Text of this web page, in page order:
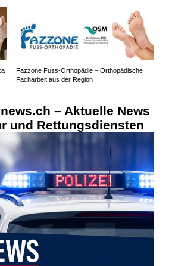
Fazzone Fuss-Orthopädie – Orthopädische
Facharbeit aus der Region
– Aktuelle News
und Rettungsdiensten